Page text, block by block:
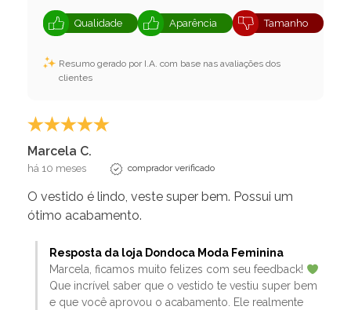
Qualidade Aparência Tamanho
Resumo gerado por I.A. com base nas avaliações dos
clientes
Marcela C.
há 10 meses comprador verificado
O vestido é lindo, veste super bem. Possui um
ótimo acabamento.
Resposta da loja Dondoca Moda Feminina
Marcela, ficamos muito felizes com seu feedback!
Que incrível saber que o vestido te vestiu super bem
e que você aprovou o acabamento. Ele realmente